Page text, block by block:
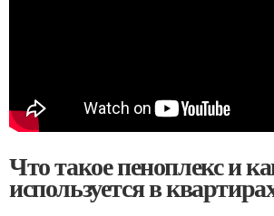
Что такое пеноплекс и
используется в